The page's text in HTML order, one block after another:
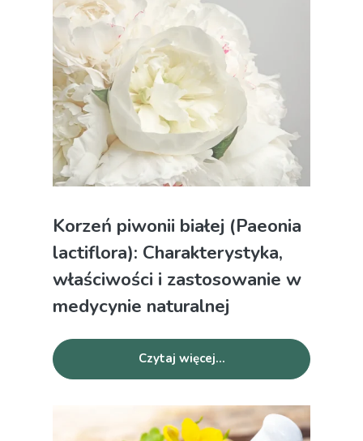
Korzeń piwonii białej (Paeonia
lactiflora): Charakterystyka,
właściwości i zastosowanie w
medycynie naturalnej
Czytaj więcej...